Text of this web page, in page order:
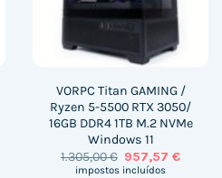
VORPC Titan GAMING /
Ryzen 5-5500 RTX 3050/
16GB DDR4 1TB M.2 NVMe
Windows 11
1.305,00€ O
preço
957,57€O
impostos incluídos